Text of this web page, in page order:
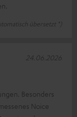
übersetzt *)
Besonders
Noice
24.06.2026